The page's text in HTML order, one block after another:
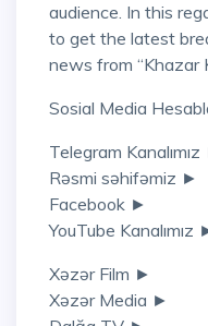
audience. In this
to get the latest
news from “Khazar
Sosial Media
Telegram
Rəsmi səhifəmiz ►
Facebook ►
YouTube Kanalımız
Xəzər Film ►
Xəzər Media ►